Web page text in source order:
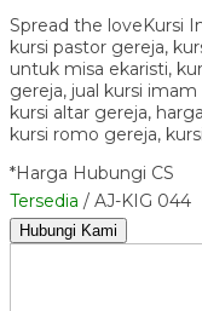
Spread the loveKursi
kursi pastor gereja,
untuk misa ekaristi,
gereja, jual kursi
kursi altar gereja,
kursi romo gereja,
*Harga Hubungi CS
Tersedia / AJ-KIG 044
Hubungi Kami